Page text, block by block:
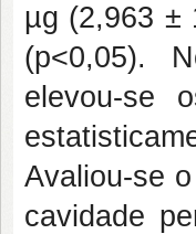
µg (2,963 ±
(p<0,05).
elevou-se
Avaliou-se
cavidade